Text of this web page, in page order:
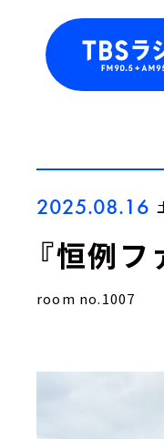
2025.08.16
『恒例
room no.1007